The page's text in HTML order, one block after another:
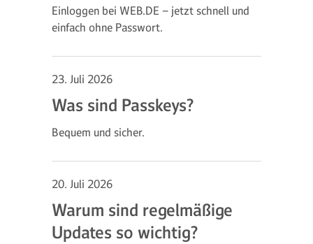
Einloggen bei WEB.DE – jetzt schnell und
einfach ohne Passwort.
23. Juli 2026
Was sind Passkeys?
Bequem und sicher.
20. Juli 2026
Warum sind regelmäßige
Updates so wichtig?